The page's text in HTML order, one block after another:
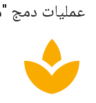
عمليات دمج
spa